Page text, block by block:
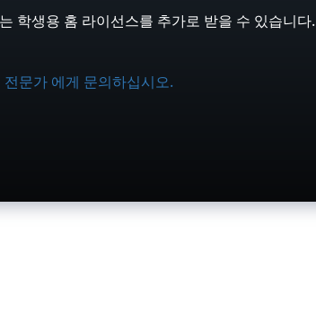
학생용 홈 라이선스를 추가로 받을 수 있습니다.
문가 에게 문의하십시오.